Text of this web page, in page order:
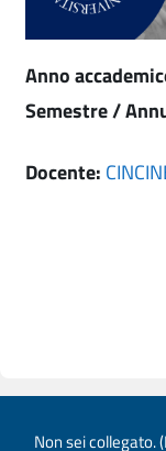
Anno
Semestre /
Docente:
Non sei collegato. (